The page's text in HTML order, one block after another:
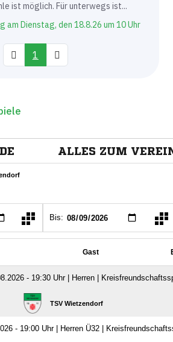
ist möglich. Für unterwegs ist...
am Dienstag, den 18.8.26 um 10 Uhr
1